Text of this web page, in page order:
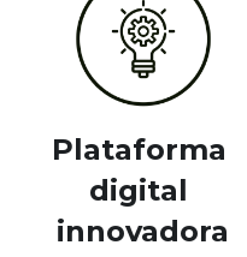
Plataforma
digital
innovadora